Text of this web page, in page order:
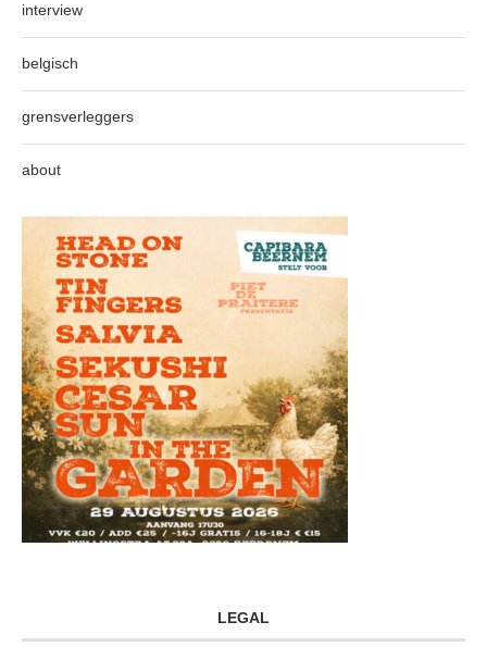
interview
belgisch
grensverleggers
about
LEGAL